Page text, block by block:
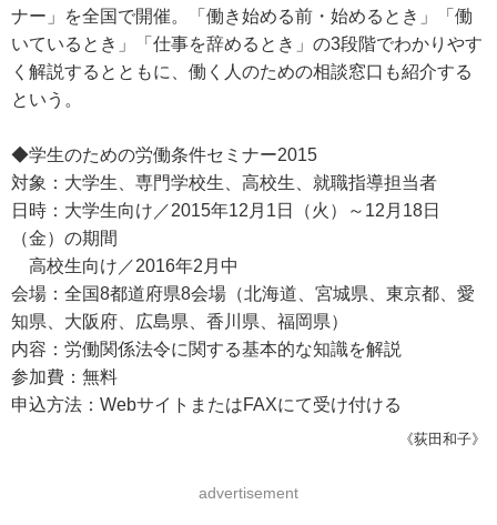
ナー」を全国で開催。「働き始める前・始めるとき」「働
いているとき」「仕事を辞めるとき」の3段階でわかりやす
く解説するとともに、働く人のための相談窓口も紹介する
という。
◆学生のための労働条件セミナー2015
対象：大学生、専門学校生、高校生、就職指導担当者
日時：大学生向け／2015年12月1日（火）～12月18日
（金）の期間
高校生向け／2016年2月中
会場：全国8都道府県8会場（北海道、宮城県、東京都、愛
知県、大阪府、広島県、香川県、福岡県）
内容：労働関係法令に関する基本的な知識を解説
参加費：無料
申込方法：WebサイトまたはFAXにて受け付ける
《荻田和子》
advertisement